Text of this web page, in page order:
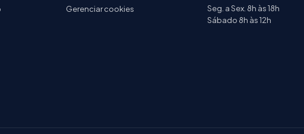
Gerenciar cookies
Seg. a Sex. 8h às 18h
Sábado 8h às 12h